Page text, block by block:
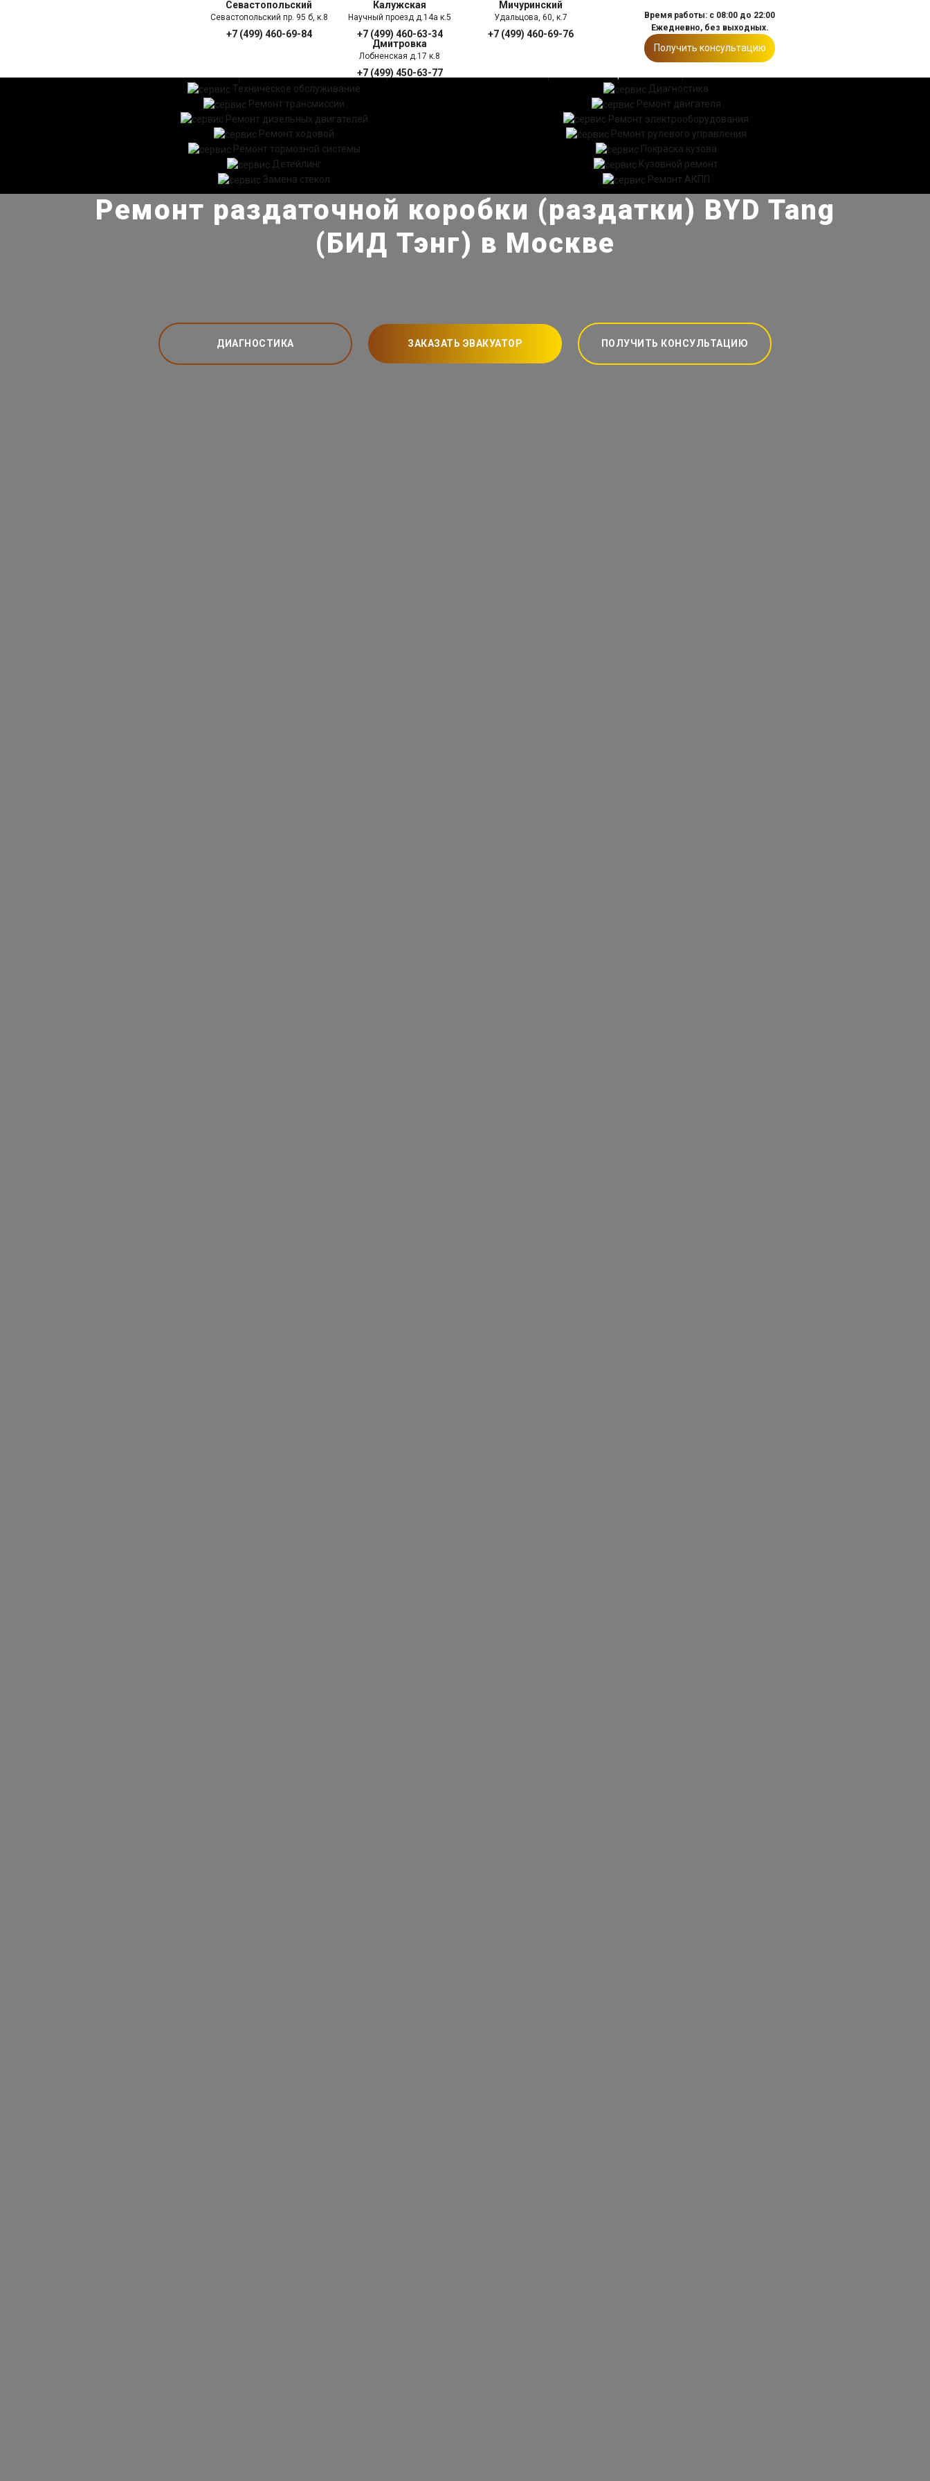
Севастопольский
Севастопольский пр. 95 б, к.8
+7 (499) 460-69-84
Калужская
Научный проезд д.14а к.5
+7 (499) 460-63-34
Мичуринский
Удальцова, 60, к.7
+7 (499) 460-69-76
Дмитровка
Лобненская д.17 к.8
+7 (499) 450-63-77
Время работы: с 08:00 до 22:00
Ежедневно, без выходных.
Получить консультацию
ПРАЙС ЛИСТ
Техническое обслуживание
Диагностика
Ремонт трансмиссии
Ремонт двигателя
Ремонт дизельных двигателей
Ремонт электрооборудования
Ремонт ходовой
Ремонт рулевого управления
Ремонт тормозной системы
Покраска кузова
Детейлинг
Кузовной ремонт
Замена стекол
Ремонт АКПП
Ремонт раздаточной коробки (раздатки) BYD Tang
(БИД Тэнг) в Москве
ДИАГНОСТИКА ЗАКАЗАТЬ ЭВАКУАТОР ПОЛУЧИТЬ КОНСУЛЬТАЦИЮ